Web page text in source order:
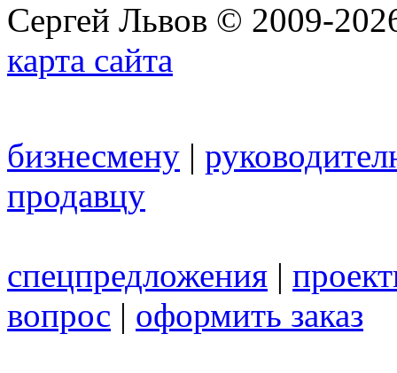
Сергей Львов © 2009-
карта сайта
бизнесмену |
продавцу
спецпредложения |
вопрос | оформить заказ